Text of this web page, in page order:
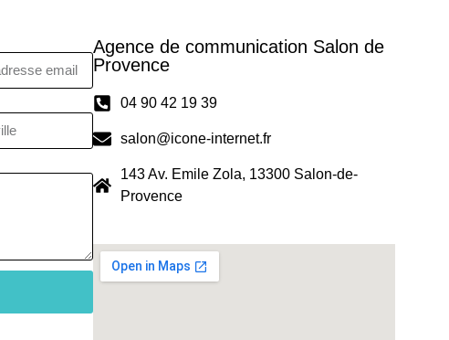
Agence de communication Salon de
Provence
04 90 42 19 39
salon@icone-internet.fr
143 Av. Emile Zola, 13300 Salon-de-
Provence